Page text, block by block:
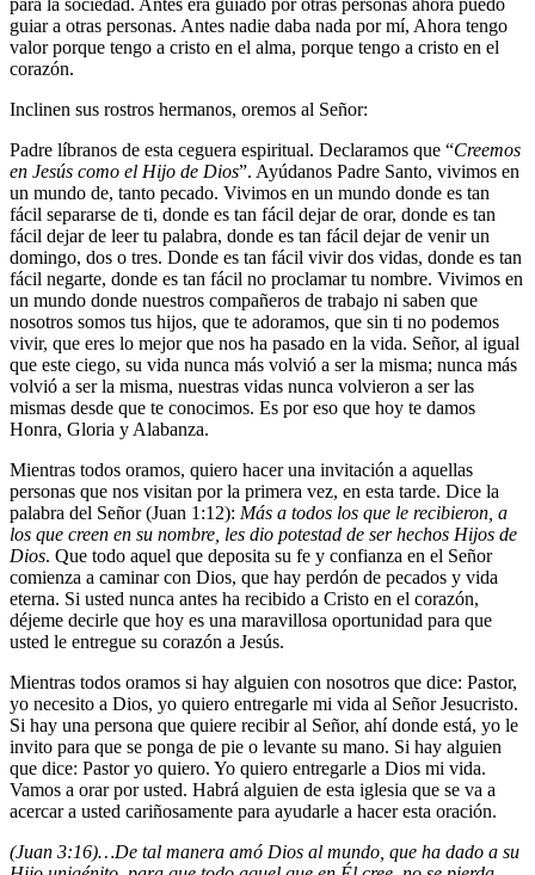
para la sociedad. Antes era guiado por otras personas ahora puedo
guiar a otras personas. Antes nadie daba nada por mí, Ahora tengo
valor porque tengo a cristo en el alma, porque tengo a cristo en el
corazón.
Inclinen sus rostros hermanos, oremos al Señor:
Padre líbranos de esta ceguera espiritual. Declaramos que “Creemos
en Jesús como el Hijo de Dios”. Ayúdanos Padre Santo, vivimos en
un mundo de, tanto pecado. Vivimos en un mundo donde es tan
fácil separarse de ti, donde es tan fácil dejar de orar, donde es tan
fácil dejar de leer tu palabra, donde es tan fácil dejar de venir un
domingo, dos o tres. Donde es tan fácil vivir dos vidas, donde es tan
fácil negarte, donde es tan fácil no proclamar tu nombre. Vivimos en
un mundo donde nuestros compañeros de trabajo ni saben que
nosotros somos tus hijos, que te adoramos, que sin ti no podemos
vivir, que eres lo mejor que nos ha pasado en la vida. Señor, al igual
que este ciego, su vida nunca más volvió a ser la misma; nunca más
volvió a ser la misma, nuestras vidas nunca volvieron a ser las
mismas desde que te conocimos. Es por eso que hoy te damos
Honra, Gloria y Alabanza.
Mientras todos oramos, quiero hacer una invitación a aquellas
personas que nos visitan por la primera vez, en esta tarde. Dice la
palabra del Señor (Juan 1:12): Más a todos los que le recibieron, a
los que creen en su nombre, les dio potestad de ser hechos Hijos de
Dios. Que todo aquel que deposita su fe y confianza en el Señor
comienza a caminar con Dios, que hay perdón de pecados y vida
eterna. Si usted nunca antes ha recibido a Cristo en el corazón,
déjeme decirle que hoy es una maravillosa oportunidad para que
usted le entregue su corazón a Jesús.
Mientras todos oramos si hay alguien con nosotros que dice: Pastor,
yo necesito a Dios, yo quiero entregarle mi vida al Señor Jesucristo.
Si hay una persona que quiere recibir al Señor, ahí donde está, yo le
invito para que se ponga de pie o levante su mano. Si hay alguien
que dice: Pastor yo quiero. Yo quiero entregarle a Dios mi vida.
Vamos a orar por usted. Habrá alguien de esta iglesia que se va a
acercar a usted cariñosamente para ayudarle a hacer esta oración.
(Juan 3:16)…De tal manera amó Dios al mundo, que ha dado a su